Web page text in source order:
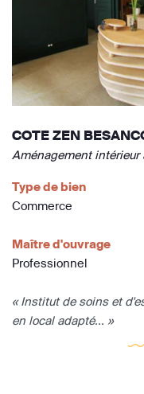
COTE ZEN
Aménagement intérieur
Type de bien
Commerce
Maître d'ouvrage
Professionnel
« Institut de soins et
en local adapté... »